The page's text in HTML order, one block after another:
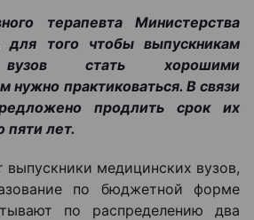
терапевта Министерства
для того чтобы выпускникам
вузов стать хорошими
нужно практиковаться. В связи
продлить срок их
пяти лет.
медицинских вузов,
по бюджетной форме
по распределению два